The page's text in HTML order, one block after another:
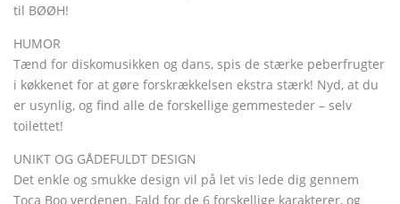
til BØØH!
HUMOR
Tænd for diskomusikken og dans, spis de stærke peberfrugter
i køkkenet for at gøre forskrækkelsen ekstra stærk! Nyd, at du
er usynlig, og find alle de forskellige gemmesteder – selv
toilettet!
UNIKT OG GÅDEFULDT DESIGN
Det enkle og smukke design vil på let vis lede dig gennem
Toca Boo verdenen. Fald for de 6 forskellige karakterer, og